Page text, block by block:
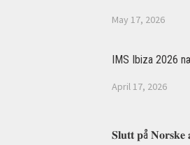
May 17, 2026
IMS Ibiza 2026
April 17, 2026
𝐒𝐥𝐮𝐭𝐭 𝐩å 𝐍𝐨𝐫𝐬𝐤𝐞